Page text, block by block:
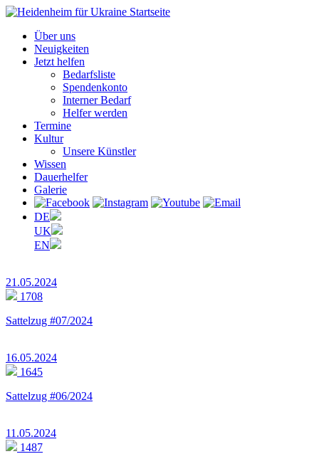
Über uns
Neuigkeiten
Jetzt helfen
Bedarfsliste
Spendenkonto
Interner Bedarf
Helfer werden
Termine
Kultur
Unsere Künstler
Wissen
Dauerhelfer
Galerie
DE
UK
EN
21.05.2024
1708
Sattelzug #07/2024
16.05.2024
1645
Sattelzug #06/2024
11.05.2024
1487